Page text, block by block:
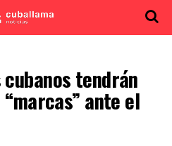
tendrán
ante el